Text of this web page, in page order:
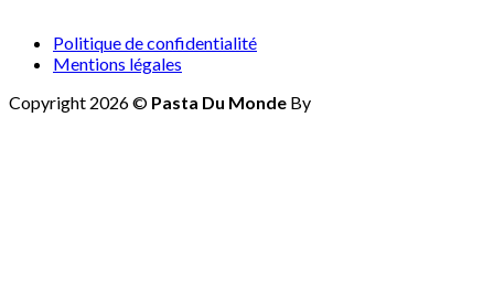
Politique de confidentialité
Mentions légales
Copyright 2026 © Pasta Du Monde By